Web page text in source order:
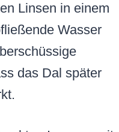
Linsen in einem
Wasser
das Dal später